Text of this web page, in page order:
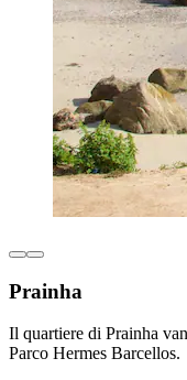
Prainha
Il quartiere di Prainha
Parco Hermes Barcellos.